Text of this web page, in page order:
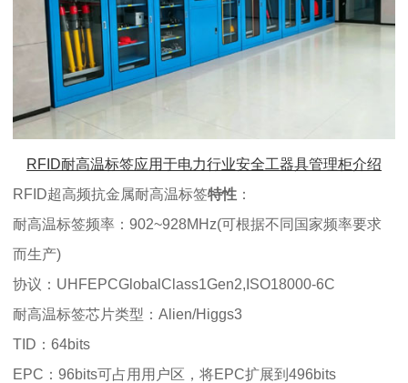
RFID耐高温标签应用于电力行业安全工器具管理柜介绍
RFID超高频抗金属耐高温标签特性 ：
耐高温标签频率：902~928MHz(可根据不同国家频率要求
而生产)
协议：UHFEPCGlobalClass1Gen2,ISO18000-6C
耐高温标签芯片类型：Alien/Higgs3
TID：64bits
EPC：96bits可占用用户区，将EPC扩展到496bits